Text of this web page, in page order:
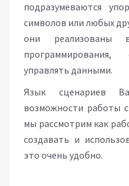
подразумеваются
символов или любых
они реализованы
управлять данными.
Язык сценариев
возможности работы
мы рассмотрим как
создавать и
это очень удобно.